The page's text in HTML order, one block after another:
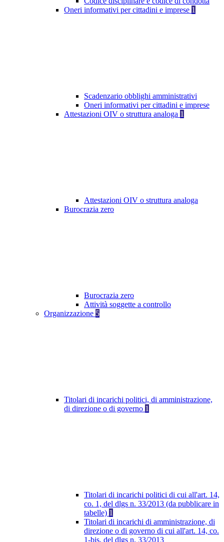
Oneri informativi per cittadini e imprese 1
Scadenzario obblighi amministrativi
Oneri informativi per cittadini e imprese
Attestazioni OIV o struttura analoga 1
Attestazioni OIV o struttura analoga
Burocrazia zero
Burocrazia zero
Attività soggette a controllo
Organizzazione 5
Titolari di incarichi politici, di amministrazione,
di direzione o di governo 1
Titolari di incarichi politici di cui all'art. 14,
co. 1, del dlgs n. 33/2013 (da pubblicare in
tabelle) 1
Titolari di incarichi di amministrazione, di
direzione o di governo di cui all'art. 14, co.
1-bis, del dlgs n. 33/2013